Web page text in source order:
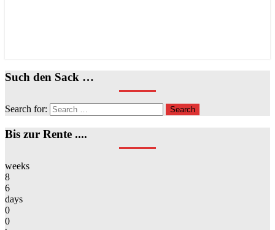
Such den Sack …
Search for: Search
Bis zur Rente ....
weeks
8
6
days
0
0